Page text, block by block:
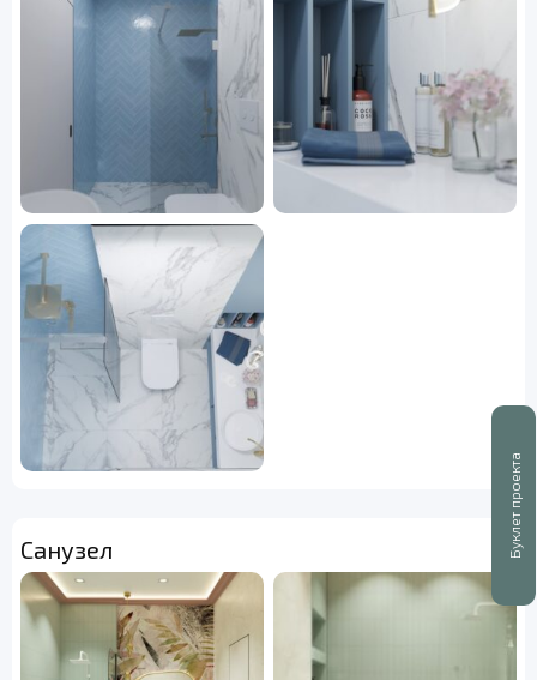
Буклет проекта
Санузел